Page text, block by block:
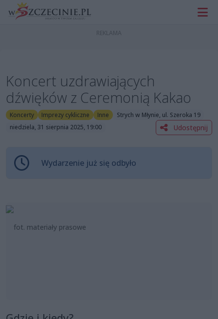
Koncert uzdrawiających
dźwięków z Ceremonią Kakao
Koncerty Imprezy cykliczne Inne
Strych w Młynie, ul. Szeroka 19
niedziela, 31 sierpnia 2025, 19:00
Udostępnij
Wydarzenie już się odbyło
fot. materiały prasowe